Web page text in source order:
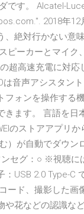
です。 Alcatel-
2018年
、絶対行かない意
ピーカーとマイク
の超高速充電に対
は音声アシスタン
フォンを操作する
きます。 言語を日
のストアアプリ
）が自動でダウン
ンセグ：○ ※視聴に
：USB 2.0 Type-C
ード、撮影した画
や花などの認識な